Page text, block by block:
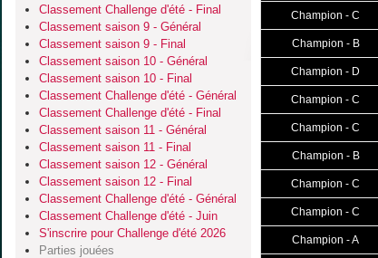
Classement Challenge d'été - Final
Classement saison 9 - Général
Classement saison 9 - Final
Classement saison 10 - Général
Classement saison 10 - Final
Classement Challenge d'été - Général
Classement Challenge d'été - Final
Classement saison 11 - Général
Classement saison 11 - Final
Classement saison 12 - Général
Classement saison 12 - Final
Classement Challenge d'été - Général
Classement Challenge d'été - Juin
S'inscrire pour Challenge d'été 2026
Parties jouées
Champion - C
Champion - B
Champion - D
Champion - C
Champion - C
Champion - B
Champion - C
Champion - C
Champion - A